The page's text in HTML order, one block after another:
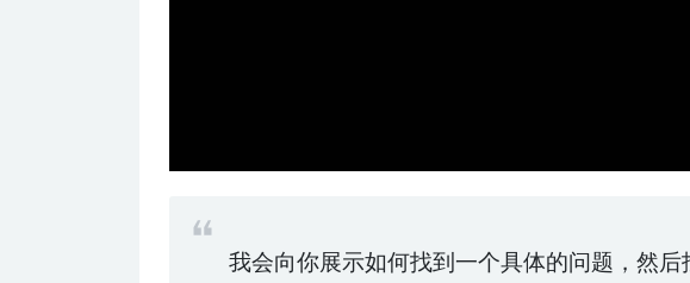
我会向你展示如何找到一个具体的问题，然